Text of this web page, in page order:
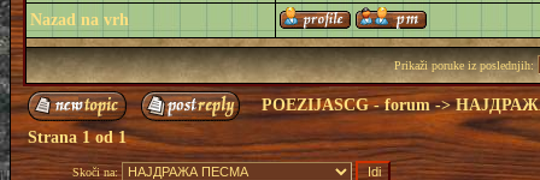
Nazad na vrh
Prikaži poruke iz poslednjih:
POEZIJASCG - forum->
Strana 1od1
Skoči na: